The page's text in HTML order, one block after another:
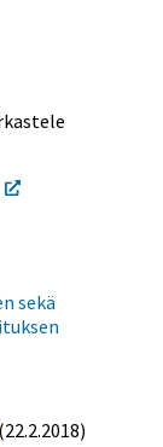
sekä
(22.2.2018)